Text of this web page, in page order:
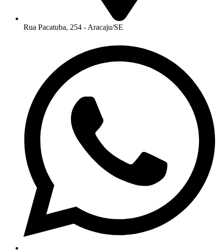
Rua Pacatuba, 254 - Aracaju/SE